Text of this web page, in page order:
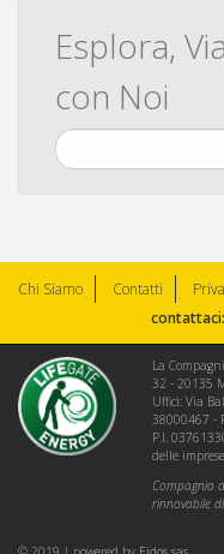
Esplora,
con Noi
Chi Siamo Contatti
contattaci:
La
32 - 20135
Uffici: Via
38000467 -
P.I.
delle
Compagnia
rinnovabile